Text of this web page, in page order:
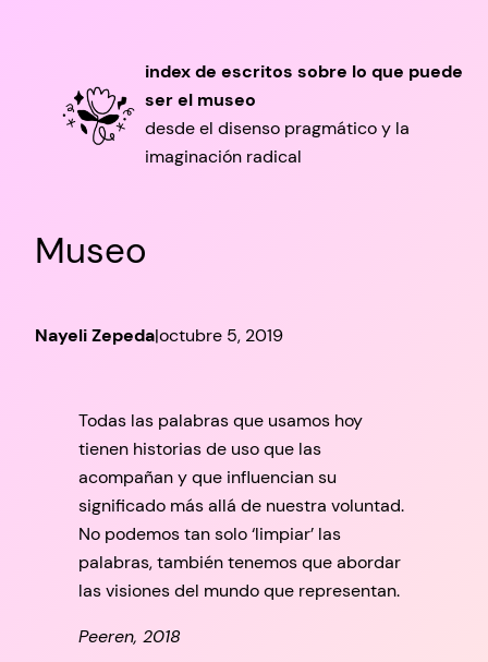
index de escritos sobre lo que puede
ser el museo
desde el disenso pragmático y la
imaginación radical
Museo
Nayeli Zepeda|octubre 5, 2019
Todas las palabras que usamos hoy
tienen historias de uso que las
acompañan y que influencian su
significado más allá de nuestra voluntad.
No podemos tan solo ‘limpiar’ las
palabras, también tenemos que abordar
las visiones del mundo que representan.
Peeren, 2018